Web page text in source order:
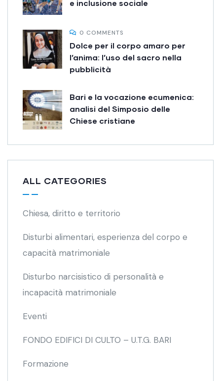
e inclusione sociale
0 COMMENTS
Dolce per il corpo amaro per
l’anima: l’uso del sacro nella
pubblicità
Bari e la vocazione ecumenica:
analisi del Simposio delle
Chiese cristiane
ALL CATEGORIES
Chiesa, diritto e territorio
Disturbi alimentari, esperienza del corpo e
capacità matrimoniale
Disturbo narcisistico di personalità e
incapacità matrimoniale
Eventi
FONDO EDIFICI DI CULTO – U.T.G. BARI
Formazione